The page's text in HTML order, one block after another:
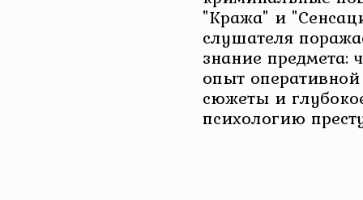
"Кража" и
слушателя
знание предмета:
опыт
сюжеты и
психологию